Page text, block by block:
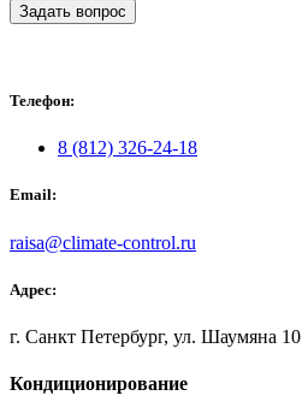
Задать вопрос
Телефон:
8 (812) 326-24-18
Email:
raisa@climate-control.ru
Адрес:
г. Санкт Петербург, ул. Шаумяна 10
Кондиционирование